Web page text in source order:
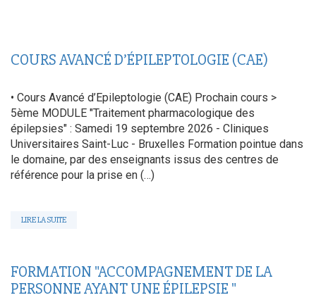
COURS AVANCÉ D’ÉPILEPTOLOGIE (CAE)
• Cours Avancé d’Epileptologie (CAE) Prochain cours >
5ème MODULE "Traitement pharmacologique des
épilepsies" : Samedi 19 septembre 2026 - Cliniques
Universitaires Saint-Luc - Bruxelles Formation pointue dans
le domaine, par des enseignants issus des centres de
référence pour la prise en (…)
LIRE LA SUITE
FORMATION "ACCOMPAGNEMENT DE LA
PERSONNE AYANT UNE ÉPILEPSIE "